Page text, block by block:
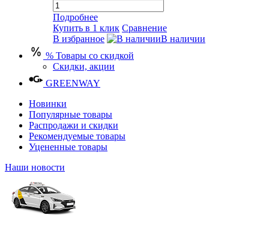
Подробнее
Купить в 1 клик Сравнение
В избранное
В наличии
% Товары со скидкой
Скидки, акции
GREENWAY
Новинки
Популярные товары
Распродажи и скидки
Рекомендуемые товары
Уцененные товары
Наши новости